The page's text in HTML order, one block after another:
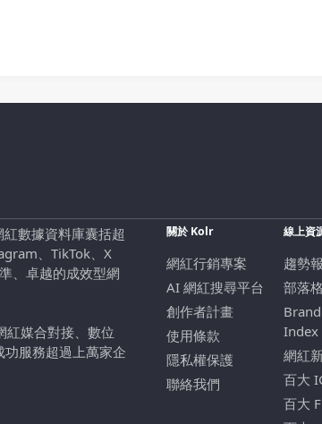
數據資料庫囊括超
、TikTok、X
、卓越的成效型網
紅媒合對接、數位
服務超過上萬家企
關於 Kolr
網紅行銷專案
AI 網紅搜尋平台
創作者計畫
使用條款
隱私權保護
聯絡我們
線上資
趨勢
部落格
Index
網紅
百大
百大